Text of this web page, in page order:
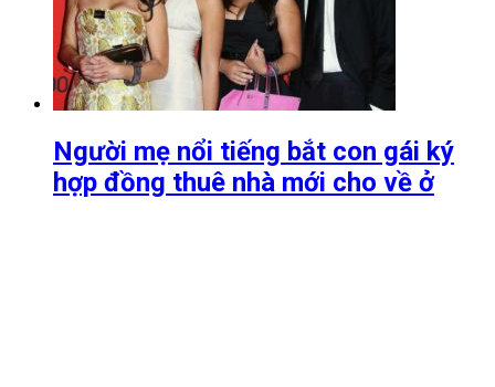
Người mẹ nổi tiếng bắt con gái ký
hợp đồng thuê nhà mới cho về ở